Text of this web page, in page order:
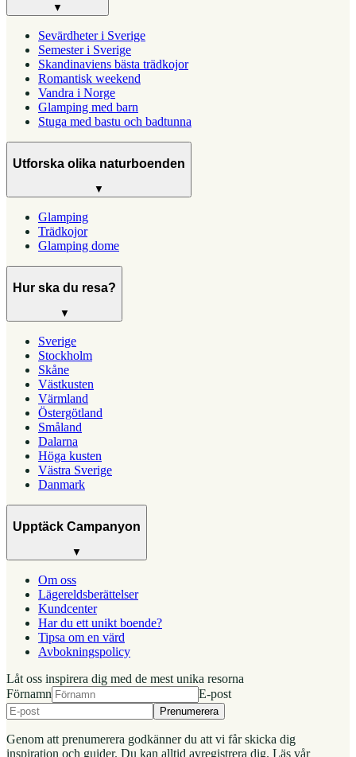
▼
Sevärdheter i Sverige
Semester i Sverige
Skandinaviens bästa trädkojor
Romantisk weekend
Vandra i Norge
Glamping med barn
Stuga med bastu och badtunna
Utforska olika naturboenden
▼
Glamping
Trädkojor
Glamping dome
Hur ska du resa?
▼
Sverige
Stockholm
Skåne
Västkusten
Värmland
Östergötland
Småland
Dalarna
Höga kusten
Västra Sverige
Danmark
Upptäck Campanyon
▼
Om oss
Lägereldsberättelser
Kundcenter
Har du ett unikt boende?
Tipsa om en värd
Avbokningspolicy
Låt oss inspirera dig med de mest unika resorna
Förnamn
E-post
Prenumerera
Genom att prenumerera godkänner du att vi får skicka dig
inspiration och guider. Du kan alltid avregistrera dig. Läs vår